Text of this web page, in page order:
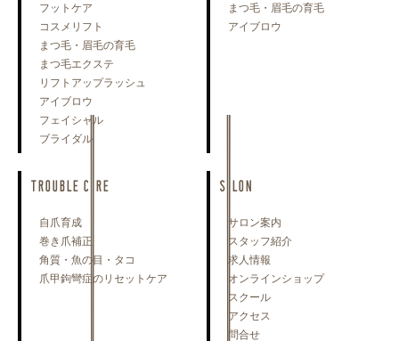
フットケア
コスメリフト
まつ毛・眉毛の育毛
まつ毛エクステ
リフトアップラッシュ
アイブロウ
フェイシャル
ブライダル
まつ毛・眉毛の育毛
アイブロウ
TROUBLE CARE
自爪育成
巻き爪補正
角質・魚の目・タコ
爪甲鉤彎症のリセットケア
SALON
サロン案内
スタッフ紹介
求人情報
オンラインショップ
スクール
アクセス
問合せ